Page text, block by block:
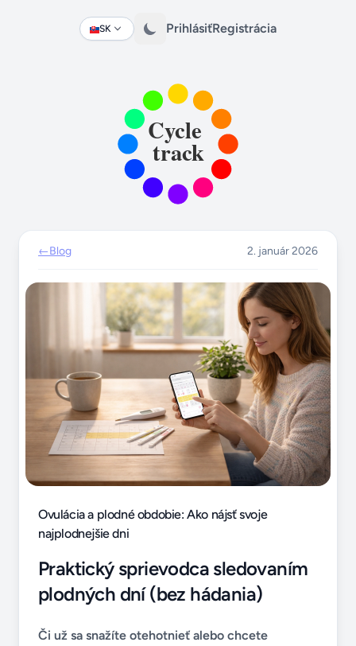
SK
Change language PrihlásiťRegistrácia
←Blog 2. január 2026
Ovulácia a plodné obdobie: Ako nájsť svoje
najplodnejšie dni
Praktický sprievodca sledovaním
plodných dní (bez hádania)
Či už sa snažíte otehotnieť alebo chcete